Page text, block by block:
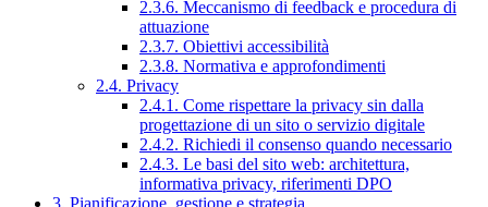
2.3.6. Meccanismo di feedback e procedura di
attuazione
2.3.7. Obiettivi accessibilità
2.3.8. Normativa e approfondimenti
2.4. Privacy
2.4.1. Come rispettare la privacy sin dalla
progettazione di un sito o servizio digitale
2.4.2. Richiedi il consenso quando necessario
2.4.3. Le basi del sito web: architettura,
informativa privacy, riferimenti DPO
3. Pianificazione, gestione e strategia